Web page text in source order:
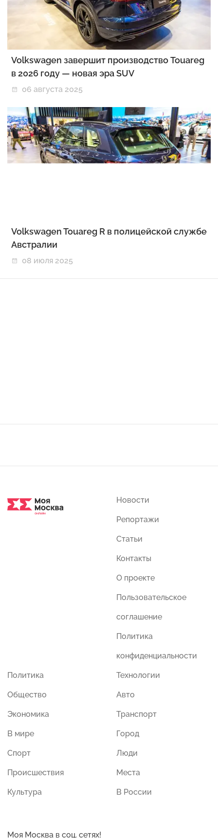
Volkswagen завершит производство Touareg
в 2026 году — новая эра SUV
06 августа 2025
Volkswagen Touareg R в полицейской службе
Австралии
08 июля 2025
Новости
Репортажи
Статьи
Контакты
О проекте
Пользовательское
соглашение
Политика
конфиденциальности
Политика
Общество
Экономика
В мире
Спорт
Происшествия
Культура
Технологии
Авто
Транспорт
Город
Люди
Места
В России
Моя Москва в соц. сетях!